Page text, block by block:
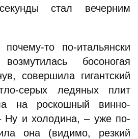
стал вечерним
то по-итальянски
босоногая
совершила гигантский
серых ледяных плит
на роскошный винно-
Ну и холодина, – уже по-
она (видимо, резкий